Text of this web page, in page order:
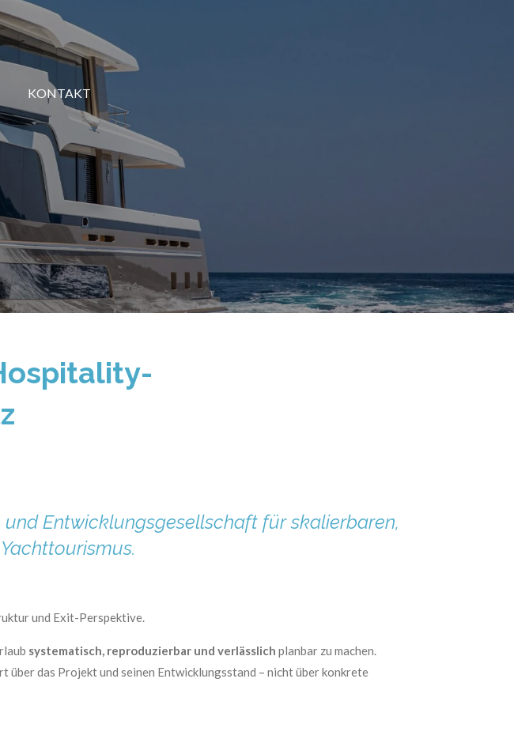
KONTAKT
Entwicklungsgesellschaft für skalierbaren,
und Exit-Perspektive.
systematisch, reproduzierbar und verlässlich planbar zu machen.
das Projekt und seinen Entwicklungsstand – nicht über konkrete